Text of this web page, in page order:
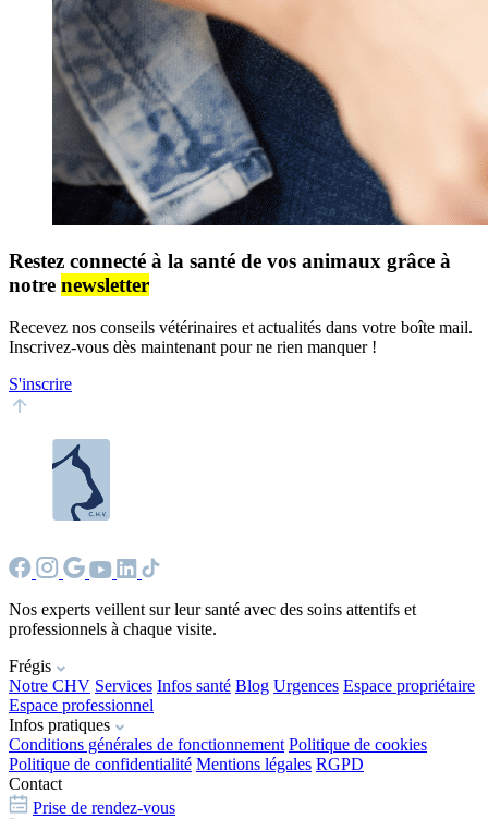
Restez connecté à la santé de vos animaux grâce à
notre newsletter
Recevez nos conseils vétérinaires et actualités dans votre boîte mail.
Inscrivez-vous dès maintenant pour ne rien manquer !
S'inscrire
Nos experts veillent sur leur santé avec des soins attentifs et
professionnels à chaque visite.
Frégis
Notre CHV Services Infos santé Blog Urgences Espace propriétaire
Espace professionnel
Infos pratiques
Conditions générales de fonctionnement Politique de cookies
Politique de confidentialité Mentions légales RGPD
Contact
Prise de rendez-vous